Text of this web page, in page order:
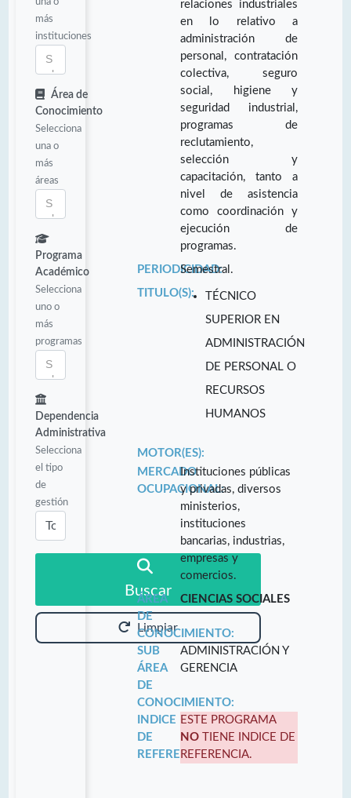
más
instituciones
Área de
Conocimiento
Selecciona
una o
más
áreas
Programa
Académico
Selecciona
uno o
más
programas
Dependencia
Administrativa
Selecciona
el tipo
de
gestión
Buscar
Limpiar
relaciones industriales
en lo relativo a
administración de
personal, contratación
colectiva, seguro
social, higiene y
seguridad industrial,
programas de
reclutamiento,
selección y
capacitación, tanto a
nivel de asistencia
como coordinación y
ejecución de
programas.
PERIODICIDAD:
Semestral.
TITULO(S):
TÉCNICO
SUPERIOR EN
ADMINISTRACIÓN
DE PERSONAL O
RECURSOS
HUMANOS
MOTOR(ES):
MERCADO
OCUPACIONAL:
Instituciones públicas
y privadas, diversos
ministerios,
instituciones
bancarias, industrias,
empresas y
comercios.
ÁREA
DE
CONOCIMIENTO:
CIENCIAS SOCIALES
SUB
ÁREA
DE
CONOCIMIENTO:
ADMINISTRACIÓN Y
GERENCIA
INDICE
DE
REFERENCIA:
ESTE PROGRAMA
NO TIENE INDICE DE
REFERENCIA.